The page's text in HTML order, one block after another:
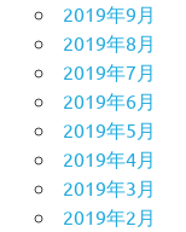
2019年9月
2019年8月
2019年7月
2019年6月
2019年5月
2019年4月
2019年3月
2019年2月